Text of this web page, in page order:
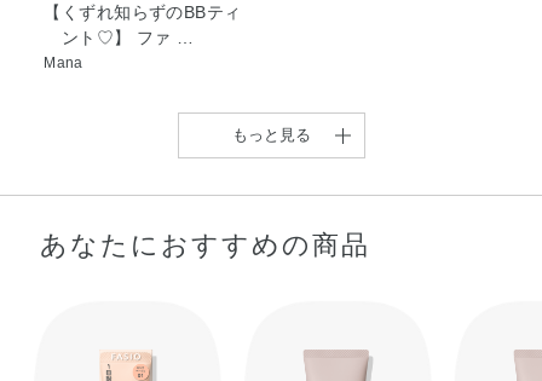
ポリイソプレン・ポリプロピレン・メタクリル酸メチルク
ロスポリマー・ラウリルPEG－9ポリジメチルシロキシエ
ン・塩化Na・水酸化Al・水添レシチン・フェノキシエタノ
ール・マイカ・酸化チタン・酸化亜鉛・酸化鉄
【くずれ知らずのBBティ
ント♡】 ファ …
Mana
今回は、春夏シーズンや
もっと見る
あなたにおすすめの商品